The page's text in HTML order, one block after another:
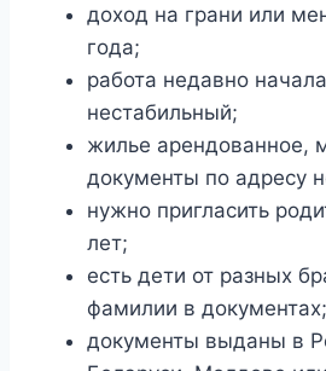
доход на грани или
года;
работа недавно
нестабильный;
жилье арендованное,
документы по адресу
нужно пригласить
лет;
есть дети от разных
фамилии в документах;
документы выданы в